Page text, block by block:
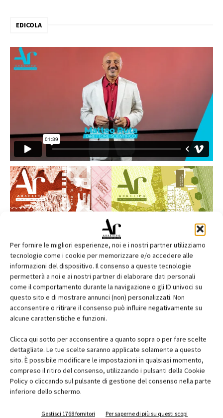
Per fornire le migliori esperienze, noi e i nostri partner utilizziamo
tecnologie come i cookie per memorizzare e/o accedere alle
informazioni del dispositivo. Il consenso a queste tecnologie
permetterà a noi e ai nostri partner di elaborare dati personali
come il comportamento durante la navigazione o gli ID univoci su
questo sito e di mostrare annunci (non) personalizzati. Non
acconsentire o ritirare il consenso può influire negativamente su
alcune caratteristiche e funzioni.
Clicca qui sotto per acconsentire a quanto sopra o per fare scelte
dettagliate. Le tue scelte saranno applicate solamente a questo
sito. È possibile modificare le impostazioni in qualsiasi momento,
compreso il ritiro del consenso, utilizzando i pulsanti della Cookie
Policy o cliccando sul pulsante di gestione del consenso nella parte
inferiore dello schermo.
Gestisci 1768 fornitori Per saperne di più su questi scopi
EDICOLA
Edicola web
Abbonati e regala
Iscriviti alla newsletter